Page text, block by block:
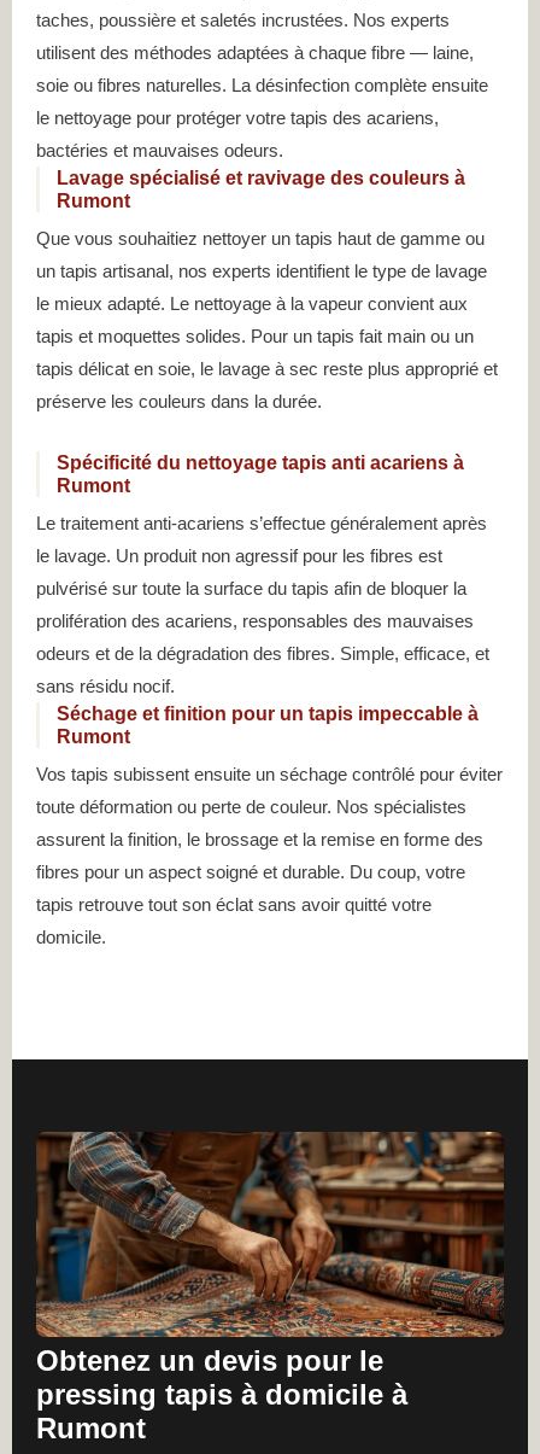
taches, poussière et saletés incrustées. Nos experts
utilisent des méthodes adaptées à chaque fibre — laine,
soie ou fibres naturelles. La désinfection complète ensuite
le nettoyage pour protéger votre tapis des acariens,
bactéries et mauvaises odeurs.
Lavage spécialisé et ravivage des couleurs à
Rumont
Que vous souhaitiez nettoyer un tapis haut de gamme ou
un tapis artisanal, nos experts identifient le type de lavage
le mieux adapté. Le nettoyage à la vapeur convient aux
tapis et moquettes solides. Pour un tapis fait main ou un
tapis délicat en soie, le lavage à sec reste plus approprié et
préserve les couleurs dans la durée.
Spécificité du nettoyage tapis anti acariens à
Rumont
Le traitement anti-acariens s’effectue généralement après
le lavage. Un produit non agressif pour les fibres est
pulvérisé sur toute la surface du tapis afin de bloquer la
prolifération des acariens, responsables des mauvaises
odeurs et de la dégradation des fibres. Simple, efficace, et
sans résidu nocif.
Séchage et finition pour un tapis impeccable à
Rumont
Vos tapis subissent ensuite un séchage contrôlé pour éviter
toute déformation ou perte de couleur. Nos spécialistes
assurent la finition, le brossage et la remise en forme des
fibres pour un aspect soigné et durable. Du coup, votre
tapis retrouve tout son éclat sans avoir quitté votre
domicile.
Obtenez un devis pour le
pressing tapis à domicile à
Rumont